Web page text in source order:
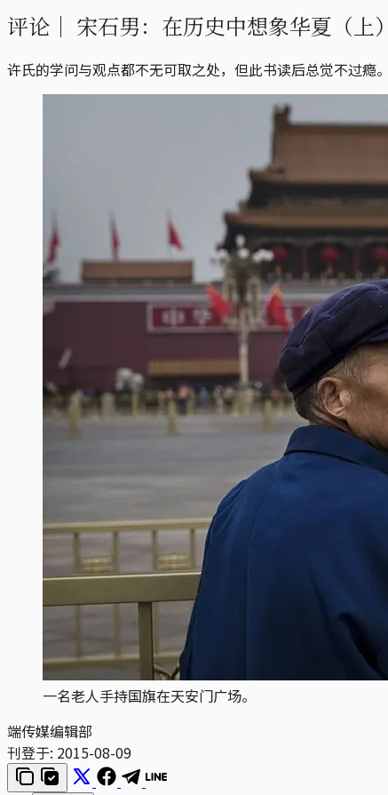
评论｜ 宋石男：在历史中想象华夏（上）
许氏的学问与观点都不无可取之处，但此书读后总觉不过瘾
一名老人手持国旗在天安门广场。
端传媒编辑部
刊登于: 2015-08-09